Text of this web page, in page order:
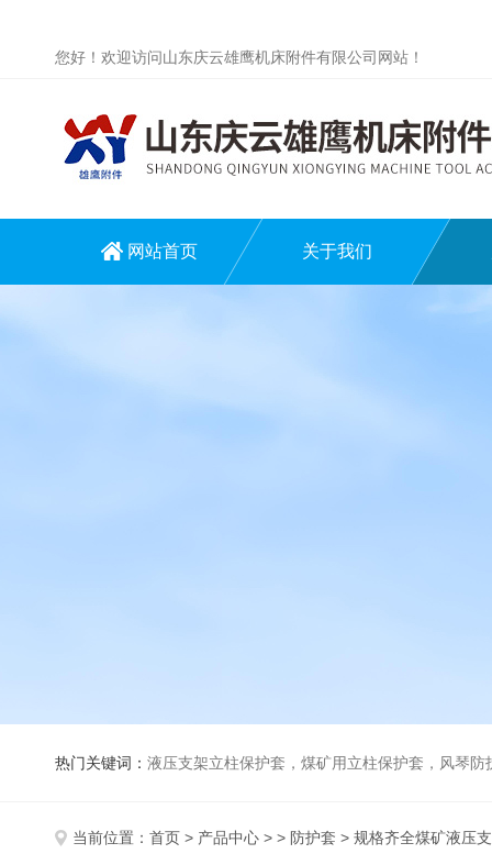
您好！欢迎访问山东庆云雄鹰机床附件有限公司网站！
网站首页 关于我们
热门关键词： 液压支架立柱保护套，煤矿用立柱保护套，风琴
当前位置： 首页 > 产品中心 > > 防护套 > 规格齐全煤矿液压